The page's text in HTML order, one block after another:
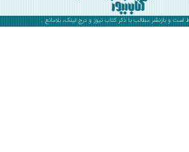
مطالب با ذکرکتاب نیوزو درج لینک، بلامانع .